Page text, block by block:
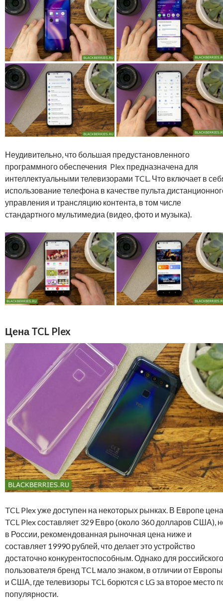
Неудивительно, что большая предустановленного
программного обеспечения Plex предназначена для
интеллектуальными телевизорами TCL. Что включает в
использование телефона в качестве пульта
управления и трансляцию контента, в том числе
стандартного мультимедиа (видео, фото и музыка).
Цена TCL Plex
TCL Plex уже доступен на некоторых рынках. В Европе цена
TCL Plex составляет 329 Евро (около 360 долларов США),
в России, рекомендованная рыночная цена ниже и
составляет 19990 рублей, что делает это устройство
достаточно конкурентоспособным. Однако для российского
пользователя бренд TCL мало знаком, в отличии от Европы
и США, где телевизоры TCL борются с LG за второе место
популярности.